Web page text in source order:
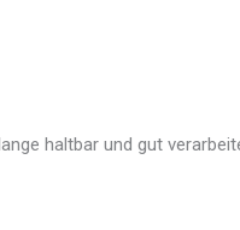
haltbar und gut